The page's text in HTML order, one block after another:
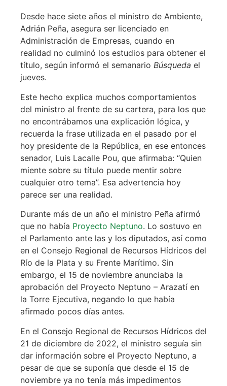
Desde hace siete años el ministro de Ambiente,
Adrián Peña, asegura ser licenciado en
Administración de Empresas, cuando en
realidad no culminó los estudios para obtener el
título, según informó el semanario Búsqueda el
jueves.
Este hecho explica muchos comportamientos
del ministro al frente de su cartera, para los que
no encontrábamos una explicación lógica, y
recuerda la frase utilizada en el pasado por el
hoy presidente de la República, en ese entonces
senador, Luis Lacalle Pou, que afirmaba: “Quien
miente sobre su título puede mentir sobre
cualquier otro tema”. Esa advertencia hoy
parece ser una realidad.
Durante más de un año el ministro Peña afirmó
que no había Proyecto Neptuno. Lo sostuvo en
el Parlamento ante las y los diputados, así como
en el Consejo Regional de Recursos Hídricos del
Río de la Plata y su Frente Marítimo. Sin
embargo, el 15 de noviembre anunciaba la
aprobación del Proyecto Neptuno – Arazatí en
la Torre Ejecutiva, negando lo que había
afirmado pocos días antes.
En el Consejo Regional de Recursos Hídricos del
21 de diciembre de 2022, el ministro seguía sin
dar información sobre el Proyecto Neptuno, a
pesar de que se suponía que desde el 15 de
noviembre ya no tenía más impedimentos